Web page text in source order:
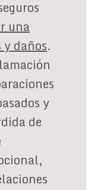
una
daños.
y
de